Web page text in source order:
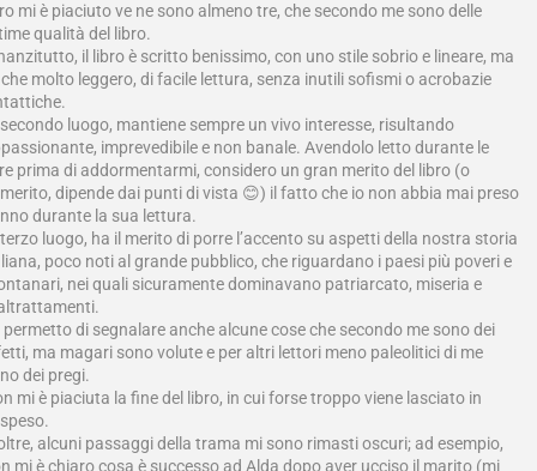
mi è piaciuto ve ne sono almeno tre, che secondo me sono delle
qualità del libro.
il libro è scritto benissimo, con uno stile sobrio e lineare, ma
molto leggero, di facile lettura, senza inutili sofismi o acrobazie
luogo, mantiene sempre un vivo interesse, risultando
imprevedibile e non banale. Avendolo letto durante le
prima di addormentarmi, considero un gran merito del libro (o
dipende dai punti di vista 😊) il fatto che io non abbia mai preso
durante la sua lettura.
luogo, ha il merito di porre l’accento su aspetti della nostra storia
poco noti al grande pubblico, che riguardano i paesi più poveri e
nei quali sicuramente dominavano patriarcato, miseria e
permetto di segnalare anche alcune cose che secondo me sono dei
ma magari sono volute e per altri lettori meno paleolitici di me
dei pregi.
mi è piaciuta la fine del libro, in cui forse troppo viene lasciato in
alcuni passaggi della trama mi sono rimasti oscuri; ad esempio,
mi è chiaro cosa è successo ad Alda dopo aver ucciso il marito (mi